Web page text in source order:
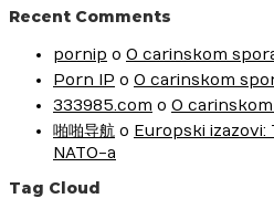
Recent Comments
pornip o O carinskom
Porn IP o O carinskom
333985.com o O
啪啪导航 o Europski
NATO-a
Tag Cloud